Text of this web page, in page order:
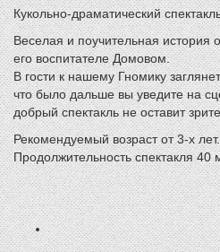
Кукольно-драматический
Веселая и поучительная
его воспитателе Домовом.
В гости к нашему Гномику
что было дальше вы уведите на
добрый спектакль не оставит
Рекомендуемый возраст от 3-х лет.
Продолжительность спектакля 40